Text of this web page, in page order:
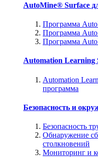
AutoMine® Surface
Программа
Программа
Программа
Automation Learning
Automation
программа
Безопасность и
Безопасность
Обнаружение
столкновений
Мониторинг и